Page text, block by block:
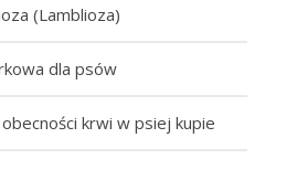
(Lamblioza)
dla psów
krwi w psiej kupie